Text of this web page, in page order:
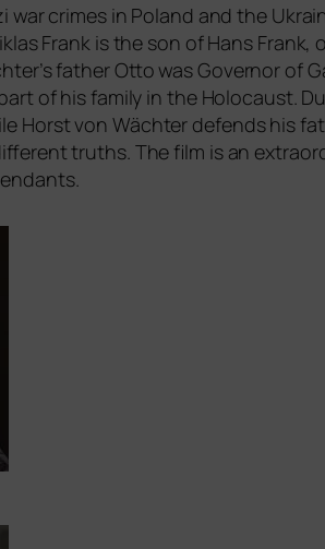
cri­mes in Poland and the
Frank is the son of Hans Frank,
father Otto was Governor of
of his fami­ly in the Holocaust.
Horst von Wächter defends his
truths. The film is an